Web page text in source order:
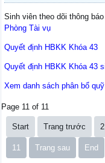
Sinh viên theo dõi thông
Phòng Tài vụ
Quyết định HBKK Khóa 43
Quyết định HBKK Khóa 43
Xem danh sách phân bổ
Page 11 of 11
Start Trang trước 2
11 Trang sau End